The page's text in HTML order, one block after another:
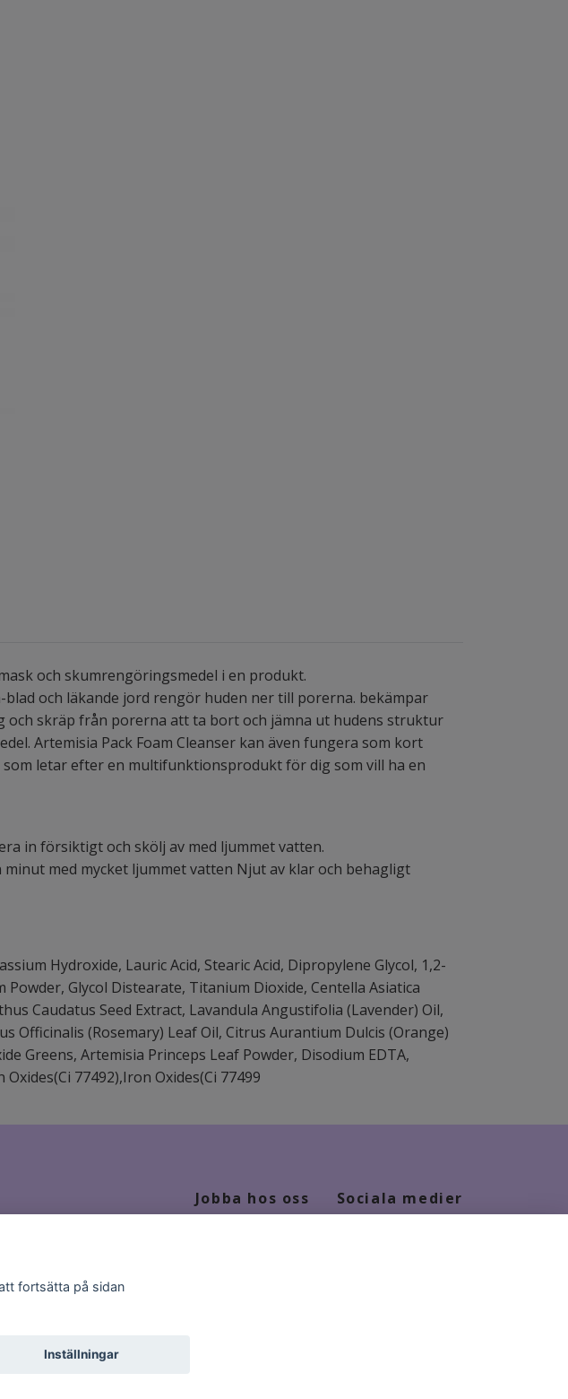
och skumrengöringsmedel i en produkt.
och läkande jord rengör huden ner till porerna. bekämpar
skräp från porerna att ta bort och jämna ut hudens struktur
Artemisia Pack Foam Cleanser kan även fungera som kort
letar efter en multifunktionsprodukt för dig som vill ha en
in försiktigt och skölj av med ljummet vatten.
med mycket ljummet vatten Njut av klar och behagligt
Hydroxide, Lauric Acid, Stearic Acid, Dipropylene Glycol, 1,2-
Glycol Distearate, Titanium Dioxide, Centella Asiatica
Caudatus Seed Extract, Lavandula Angustifolia (Lavender) Oil,
Officinalis (Rosemary) Leaf Oil, Citrus Aurantium Dulcis (Orange)
Greens, Artemisia Princeps Leaf Powder, Disodium EDTA,
77492),Iron Oxides(Ci 77499
Jobba hos oss Sociala medier
fortsätta på sidan
Inställningar